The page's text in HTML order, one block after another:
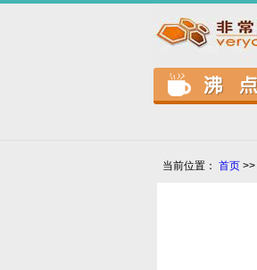
当前位置： 首页 >>